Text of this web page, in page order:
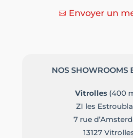
Envoyer un
NOS SHOWROOMS
Vitrolles (400
ZI les
7 rue
13127